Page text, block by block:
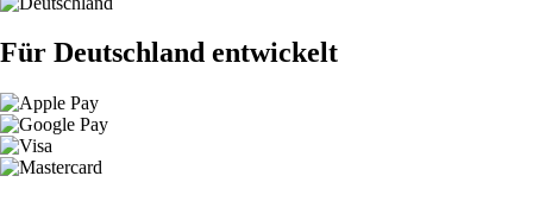
Für Deutschland entwickelt